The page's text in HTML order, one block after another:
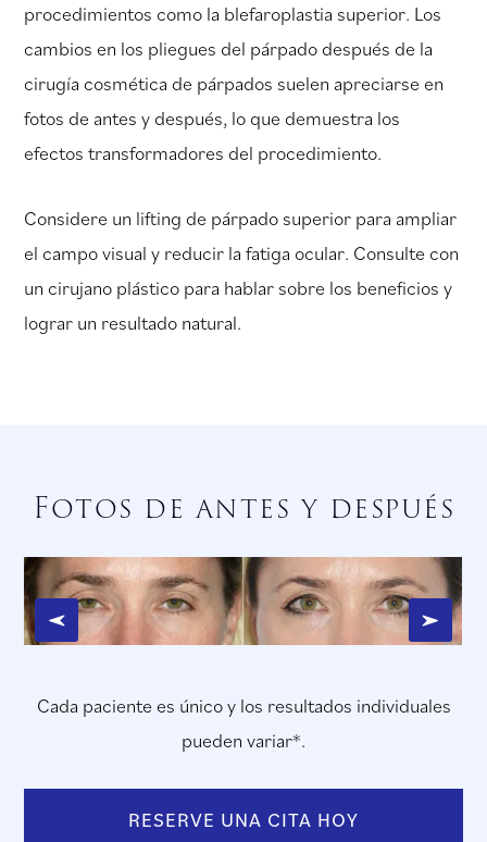
procedimientos como la blefaroplastia superior. Los
cambios en los pliegues del párpado después de la
cirugía cosmética de párpados suelen apreciarse en
fotos de antes y después, lo que demuestra los
efectos transformadores del procedimiento.
Considere un lifting de párpado superior para ampliar
el campo visual y reducir la fatiga ocular. Consulte con
un cirujano plástico para hablar sobre los beneficios y
lograr un resultado natural.
Fotos de antes y después
Cada paciente es único y los resultados individuales
pueden variar*.
RESERVE UNA CITA HOY